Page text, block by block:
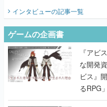
インタビューの記事一覧
ゲームの企画書
『アビ
な開発
ビス』
るRPG
書】